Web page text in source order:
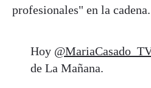
profesionales" en la cadena.
Hoy
de La Mañana.